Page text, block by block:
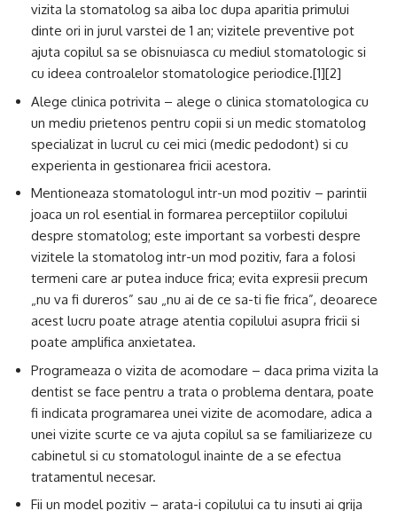
vizita la stomatolog sa aiba loc dupa aparitia primului
dinte ori in jurul varstei de 1 an; vizitele preventive pot
ajuta copilul sa se obisnuiasca cu mediul stomatologic si
cu ideea controalelor stomatologice periodice.[1][2]
Alege clinica potrivita – alege o clinica stomatologica cu
un mediu prietenos pentru copii si un medic stomatolog
specializat in lucrul cu cei mici (medic pedodont) si cu
experienta in gestionarea fricii acestora.
Mentioneaza stomatologul intr-un mod pozitiv – parintii
joaca un rol esential in formarea perceptiilor copilului
despre stomatolog; este important sa vorbesti despre
vizitele la stomatolog intr-un mod pozitiv, fara a folosi
termeni care ar putea induce frica; evita expresii precum
„nu va fi dureros” sau „nu ai de ce sa-ti fie frica”, deoarece
acest lucru poate atrage atentia copilului asupra fricii si
poate amplifica anxietatea.
Programeaza o vizita de acomodare – daca prima vizita la
dentist se face pentru a trata o problema dentara, poate
fi indicata programarea unei vizite de acomodare, adica a
unei vizite scurte ce va ajuta copilul sa se familiarizeze cu
cabinetul si cu stomatologul inainte de a se efectua
tratamentul necesar.
Fii un model pozitiv – arata-i copilului ca tu insuti ai grija